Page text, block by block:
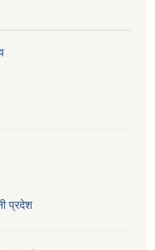
प्रदेश